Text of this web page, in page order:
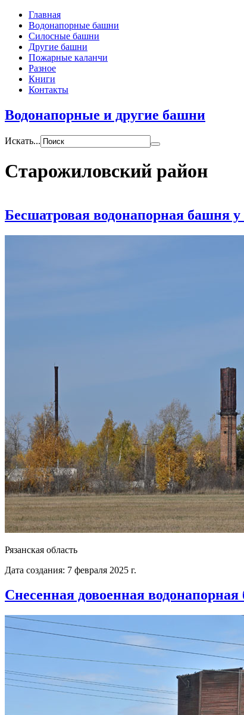
Главная
Водонапорные башни
Силосные башни
Другие башни
Пожарные каланчи
Разное
Книги
Контакты
Водонапорные и другие башни
Искать...
Старожиловский район
Бесшатровая водонапорная башня
Рязанская область
Дата создания: 7 февраля 2025 г.
Снесенная довоенная